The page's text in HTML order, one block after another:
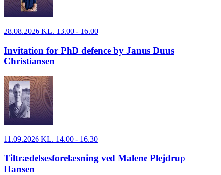
28.08.2026 KL. 13.00 - 16.00
Invitation for PhD defence by Janus Duus
Christiansen
11.09.2026 KL. 14.00 - 16.30
Tiltrædelsesforelæsning ved Malene Plejdrup
Hansen